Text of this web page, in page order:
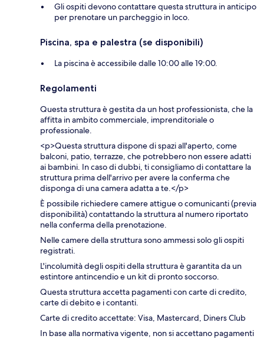
Gli ospiti devono contattare questa struttura in anticipo
per prenotare un parcheggio in loco.
Piscina, spa e palestra (se disponibili)
La piscina è accessibile dalle 10:00 alle 19:00.
Regolamenti
Questa struttura è gestita da un host professionista, che la
affitta in ambito commerciale, imprenditoriale o
professionale.
<p>Questa struttura dispone di spazi all'aperto, come
balconi, patio, terrazze, che potrebbero non essere adatti
ai bambini. In caso di dubbi, ti consigliamo di contattare la
struttura prima dell'arrivo per avere la conferma che
disponga di una camera adatta a te.</p>
È possibile richiedere camere attigue o comunicanti (previa
disponibilità) contattando la struttura al numero riportato
nella conferma della prenotazione.
Nelle camere della struttura sono ammessi solo gli ospiti
registrati.
L'incolumità degli ospiti della struttura è garantita da un
estintore antincendio e un kit di pronto soccorso.
Questa struttura accetta pagamenti con carte di credito,
carte di debito e i contanti.
Carte di credito accettate: Visa, Mastercard, Diners Club
In base alla normativa vigente, non si accettano pagamenti